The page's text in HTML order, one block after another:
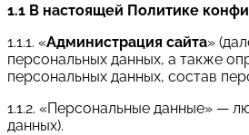
1.1 В настоящей Политике
1.1.1. «Администрация сайта»
персональных данных, а также
персональных данных, состав
1.1.2. «Персональные данные» —
данных).